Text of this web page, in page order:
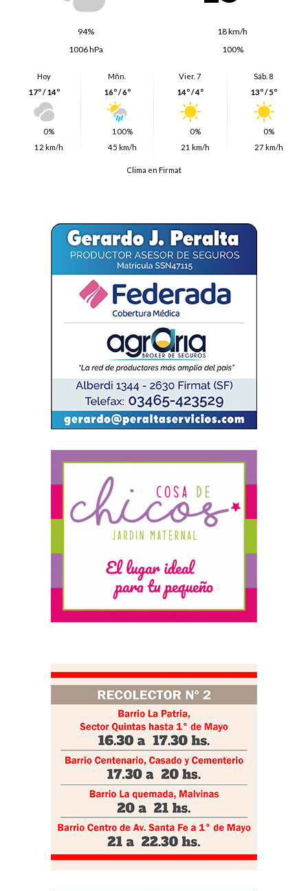
94%
18 km/h
1006 hPa
100%
Hoy
17º / 14º
0%
12 km/h
Mñn.
16º / 6º
100%
45 km/h
Vier. 7
14º / 4º
0%
21 km/h
Sáb. 8
13º / 5º
0%
27 km/h
Clima en Firmat